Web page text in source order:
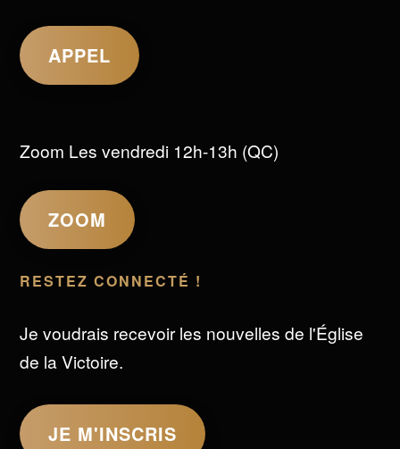
APPEL
Zoom Les vendredi 12h-13h (QC)
ZOOM
RESTEZ CONNECTÉ !
Je voudrais recevoir les nouvelles de l'Église
de la Victoire.
JE M'INSCRIS